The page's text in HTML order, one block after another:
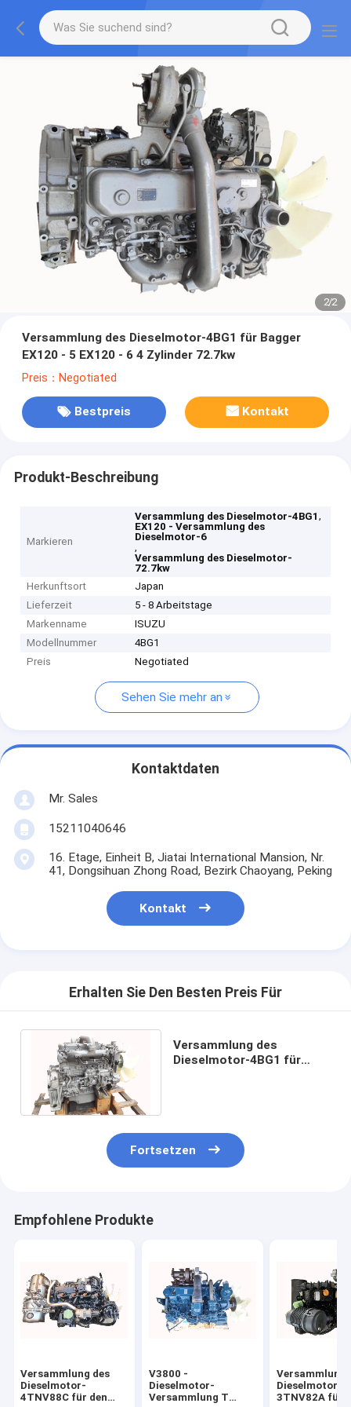
2/2
Versammlung des Dieselmotor-4BG1 für Bagger
EX120 - 5 EX120 - 6 4 Zylinder 72.7kw
Preis：Negotiated
Bestpreis Kontakt
Produkt-Beschreibung
Markieren
Versammlung des Dieselmotor-4BG1,
EX120 - Versammlung des
Dieselmotor-6
,
Versammlung des Dieselmotor-
72.7kw
Herkunftsort
Japan
Lieferzeit
5 - 8 Arbeitstage
Markenname
ISUZU
Modellnummer
4BG1
Preis
Negotiated
Sehen Sie mehr an
Kontaktdaten
Mr. Sales
15211040646
16. Etage, Einheit B, Jiatai International Mansion, Nr.
41, Dongsihuan Zhong Road, Bezirk Chaoyang, Peking
Kontakt
Erhalten Sie Den Besten Preis Für
Versammlung des
Dieselmotor-4BG1 für
Fortsetzen
Empfohlene Produkte
Versammlung des
Dieselmotor-
4TNV88C für den
V3800 -
Dieselmotor-
Versammlung T
Versammlung
Dieselmotor-
3TNV82A für